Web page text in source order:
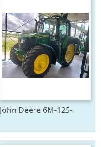
John Deere 6M-125-